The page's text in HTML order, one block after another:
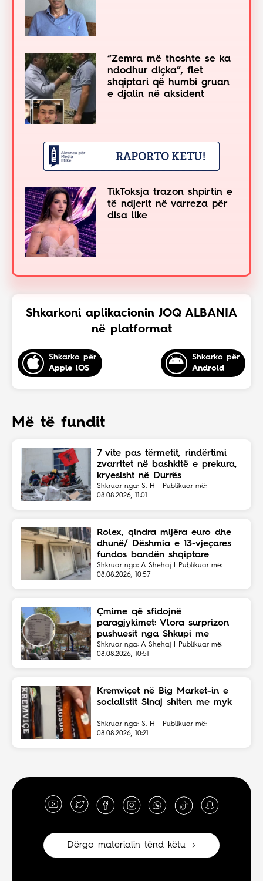
“Zemra më thoshte se ka
ndodhur diçka”, flet
shqiptari që humbi gruan
e djalin në aksident
TikToksja trazon shpirtin e
të ndjerit në varreza për
disa like
Shkarkoni aplikacionin JOQ ALBANIA
në platformat
Shkarko për
Apple iOS
Shkarko për
Android
Më të fundit
7 vite pas tërmetit, rindërtimi
zvarritet në bashkitë e prekura,
kryesisht në Durrës
Shkruar nga: S. H | Publikuar më:
08.08.2026, 11:01
Rolex, qindra mijëra euro dhe
dhunë/ Dëshmia e 13-vjeçares
fundos bandën shqiptare
Shkruar nga: A Shehaj | Publikuar më:
08.08.2026, 10:57
Çmime që sfidojnë
paragjykimet: Vlora surprizon
pushuesit nga Shkupi me
faturën ekonomike
Shkruar nga: A Shehaj | Publikuar më:
08.08.2026, 10:51
Kremviçet në Big Market-in e
socialistit Sinaj shiten me myk
Shkruar nga: S. H | Publikuar më:
08.08.2026, 10:21
Dërgo materialin tënd këtu